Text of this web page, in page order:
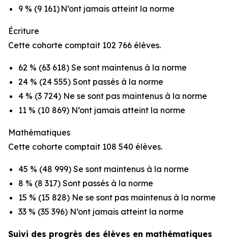
9 % (9 161) N’ont jamais atteint la norme
Écriture
Cette cohorte comptait 102 766 élèves.
62 % (63 618) Se sont maintenus à la norme
24 % (24 555) Sont passés à la norme
4 % (3 724) Ne se sont pas maintenus à la norme
11 % (10 869) N’ont jamais atteint la norme
Mathématiques
Cette cohorte comptait 108 540 élèves.
45 % (48 999) Se sont maintenus à la norme
8 % (8 317) Sont passés à la norme
15 % (15 828) Ne se sont pas maintenus à la norme
33 % (35 396) N’ont jamais atteint la norme
Suivi des progrès des élèves en mathématiques